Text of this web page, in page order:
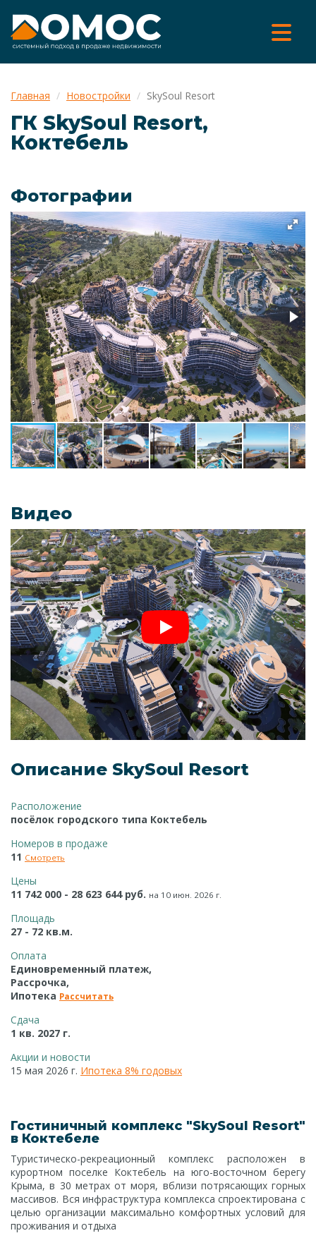
Главная Новостройки SkySoul Resort
ГК SkySoul Resort,
Коктебель
Фотографии
Видео
Описание SkySoul Resort
Расположение
посёлок городского типа Коктебель
Номеров в продаже
11 Смотреть
Цены
11 742 000 - 28 623 644 руб. на 10 июн. 2026 г.
Площадь
27 - 72 кв.м.
Оплата
Единовременный платеж,
Рассрочка,
Ипотека Рассчитать
Сдача
1 кв. 2027 г.
Акции и новости
15 мая 2026 г. Ипотека 8% годовых
Гостиничный комплекс "SkySoul Resort"
в Коктебеле
Туристическо-рекреационный комплекс расположен в
курортном поселке Коктебель на юго-восточном берегу
Крыма, в 30 метрах от моря, вблизи потрясающих горных
массивов. Вся инфраструктура комплекса спроектирована с
целью организации максимально комфортных условий для
проживания и отдыха